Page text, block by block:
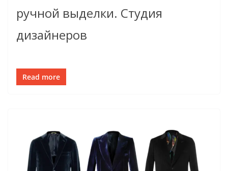
ручной выделки. Студия
дизайнеров
Read more